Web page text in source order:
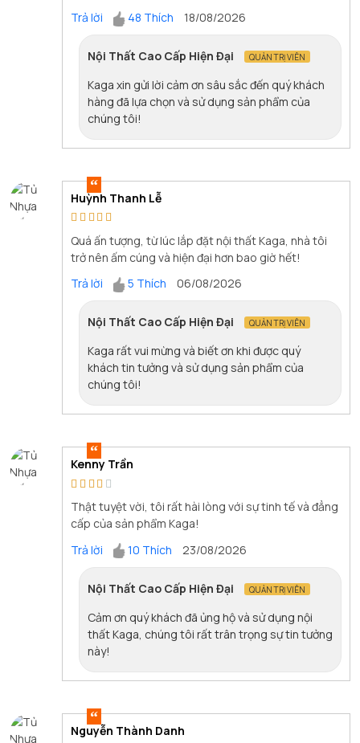
Trả lời
48 Thích 18/08/2026
Nội Thất Cao Cấp Hiện Đại QUẢN TRỊ VIÊN
Kaga xin gửi lời cảm ơn sâu sắc đến quý khách
hàng đã lựa chọn và sử dụng sản phẩm của
chúng tôi!
Huỳnh Thanh Lễ
Quá ấn tượng, từ lúc lắp đặt nội thất Kaga, nhà tôi
trở nên ấm cúng và hiện đại hơn bao giờ hết!
Trả lời
5 Thích 06/08/2026
Nội Thất Cao Cấp Hiện Đại QUẢN TRỊ VIÊN
Kaga rất vui mừng và biết ơn khi được quý
khách tin tưởng và sử dụng sản phẩm của
chúng tôi!
Kenny Trần
Thật tuyệt vời, tôi rất hài lòng với sự tinh tế và đẳng
cấp của sản phẩm Kaga!
Trả lời
10 Thích 23/08/2026
Nội Thất Cao Cấp Hiện Đại QUẢN TRỊ VIÊN
Cảm ơn quý khách đã ủng hộ và sử dụng nội
thất Kaga, chúng tôi rất trân trọng sự tin tưởng
này!
Nguyễn Thành Danh